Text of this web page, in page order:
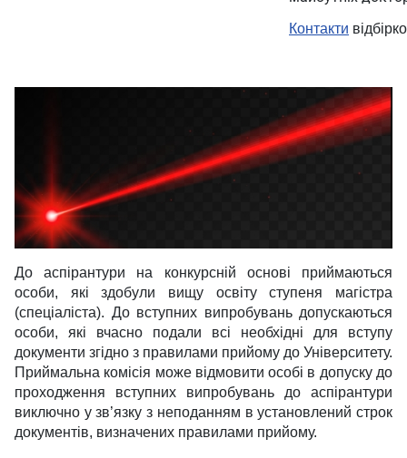
Контакти
До аспірантури на конкурсній основі приймаються
особи, які здобули вищу освіту ступеня магістра
(спеціаліста). До вступних випробувань допускаються
особи, які вчасно подали всі необхідні для вступу
документи згідно з правилами прийому до Університету.
Приймальна комісія може відмовити особі в допуску до
проходження вступних випробувань до аспірантури
виключно у зв’язку з неподанням в установлений строк
документів, визначених правилами прийому.